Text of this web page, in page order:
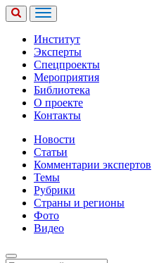
Институт
Эксперты
Спецпроекты
Мероприятия
Библиотека
О проекте
Контакты
Новости
Статьи
Комментарии экспертов
Темы
Рубрики
Страны и регионы
Фото
Видео